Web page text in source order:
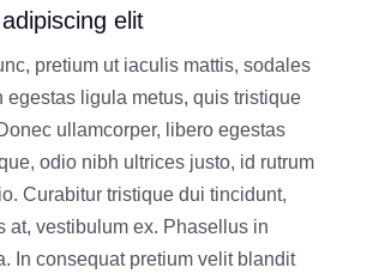
elit
pretium ut iaculis mattis, sodales
egestas ligula metus, quis tristique
ullamcorper, libero egestas
odio nibh ultrices justo, id rutrum
Curabitur tristique dui tincidunt,
at, vestibulum ex. Phasellus in
In consequat pretium velit blandit